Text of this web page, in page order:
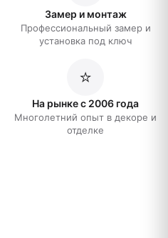
Замер и монтаж
Профессиональный замер и
установка под ключ
⭐
На рынке с 2006 года
Многолетний опыт в декоре и
отделке